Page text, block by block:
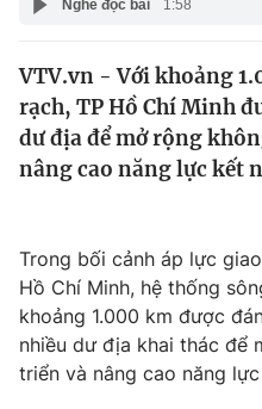
Thế giới
Tin tức
Câu chuyện quốc tế
Kinh tế
Thị trường
Góc doanh nghiệp
Dữ liệu và đời sống
Truyền hình
Phim VTV
Giáo dục
Nghe đọc bài 1:58
VTV.vn - Với khoảng
rạch, TP Hồ Chí Minh
dư địa để mở rộng
nâng cao năng lực kết
Trong bối cảnh áp lực
Hồ Chí Minh, hệ thống
khoảng 1.000 km được
nhiều dư địa khai thác để
triển và nâng cao năng